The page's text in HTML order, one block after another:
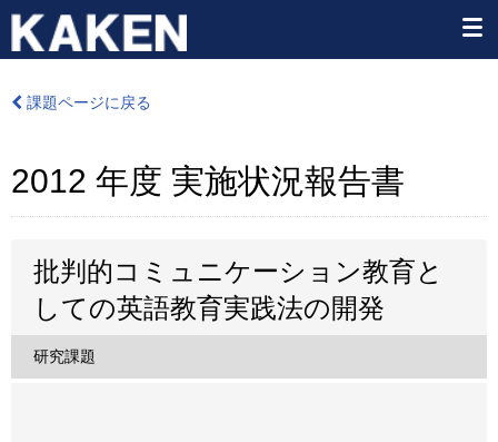
課題ページに戻る
2012 年度 実施状況報告書
批判的コミュニケーション教育と
しての英語教育実践法の開発
研究課題